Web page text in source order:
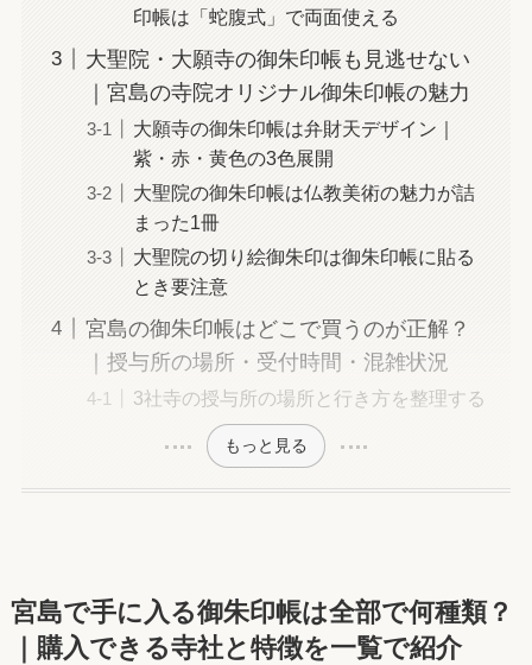
印帳は「蛇腹式」で両面使える
大聖院・大願寺の御朱印帳も見逃せない
｜宮島の寺院オリジナル御朱印帳の魅力
大願寺の御朱印帳は弁財天デザイン｜
紫・赤・黄色の3色展開
大聖院の御朱印帳は仏教美術の魅力が詰
まった1冊
大聖院の切り絵御朱印は御朱印帳に貼る
とき要注意
宮島の御朱印帳はどこで買うのが正解？
｜授与所の場所・受付時間・混雑状況
3社寺の授与所の場所と行き方を整理する
もっと見る
宮島で手に入る御朱印帳は全部で何種類？
｜購入できる寺社と特徴を一覧で紹介